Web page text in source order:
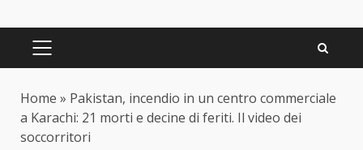
PRIMARY
Home » Pakistan, incendio in un centro commerciale
a Karachi: 21 morti e decine di feriti. Il video dei
soccorritori